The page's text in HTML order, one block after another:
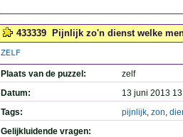
433339 Pijnlijk zo'n dienst welke
ZELF
Plaats van de puzzel:
zelf
Datum:
13 juni 2013
Tags:
pijnlijk, zon,
Gelijkluidende vragen: